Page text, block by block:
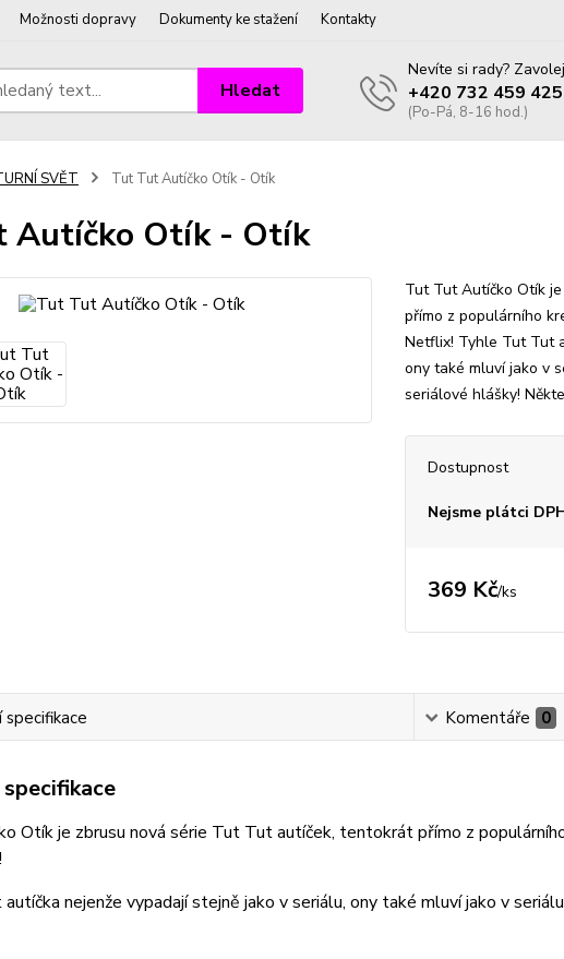
Možnosti dopravy Dokumenty ke stažení Kontakty
Hledat
Nevíte si rady?
+420 732 459 425
(Po-Pá, 8-16 hod.)
SVĚT Tut Tut Autíčko Otík - Otík
Autíčko Otík - Otík
Tut Tut Autíčko Otík
přímo z populárního
Netflix! Tyhle Tut Tut
ony také mluví jako v
seriálové hlášky!
Dostupnost
Nejsme plátci
369 Kč/ks
Komentáře 0
Otík je zbrusu nová série Tut Tut autíček, tentokrát přímo z
nejenže vypadají stejně jako v seriálu, ony také mluví jako v